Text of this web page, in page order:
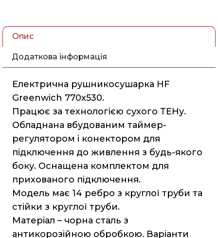
Опис
Додаткова інформація
Електрична рушникосушарка HF
Greenwich 770х530.
Працює за технологією сухого ТЕНу.
Обладнана вбудованим таймер-
регулятором і конектором для
підключення до живлення з будь-якого
боку. Оснащена комплектом для
прихованого підключення.
Модель має 14 ребро з круглої труби та
стійки з круглої труби.
Матеріал – чорна сталь з
антикорозійною обробкою. Варіанти